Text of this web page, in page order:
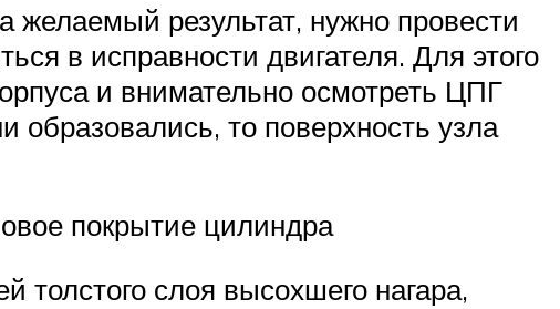
результат, нужно провести
в исправности двигателя. Для этого
и внимательно осмотреть ЦПГ
образовались, то поверхность узла
покрытие цилиндра
толстого слоя высохшего нагара,